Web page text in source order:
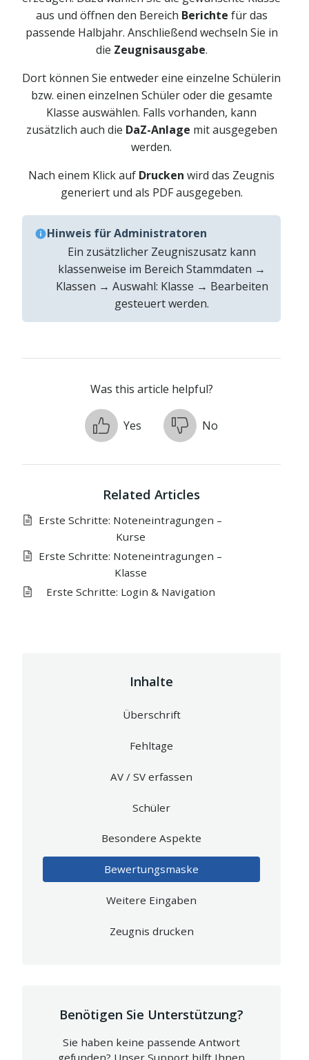
aus und öffnen den Bereich Berichte für das
passende Halbjahr. Anschließend wechseln Sie in
die Zeugnisausgabe.
Dort können Sie entweder eine einzelne Schülerin
bzw. einen einzelnen Schüler oder die gesamte
Klasse auswählen. Falls vorhanden, kann
zusätzlich auch die DaZ-Anlage mit ausgegeben
werden.
Nach einem Klick auf Drucken wird das Zeugnis
generiert und als PDF ausgegeben.
Hinweis für Administratoren
Ein zusätzlicher Zeugniszusatz kann
klassenweise im Bereich Stammdaten →
Klassen → Auswahl: Klasse → Bearbeiten
gesteuert werden.
Was this article helpful?
Yes No
Related Articles
Erste Schritte: Noteneintragungen –
Kurse
Erste Schritte: Noteneintragungen –
Klasse
Erste Schritte: Login & Navigation
Inhalte
Überschrift
Fehltage
AV / SV erfassen
Schüler
Besondere Aspekte
Bewertungsmaske
Weitere Eingaben
Zeugnis drucken
Benötigen Sie Unterstützung?
Sie haben keine passende Antwort
gefunden? Unser Support hilft Ihnen